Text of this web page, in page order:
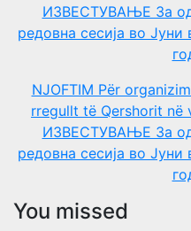
ИЗВЕСТУВАЊЕ За
редовна сесија во
NJOFTIM Për
rregullt të Qershorit
ИЗВЕСТУВАЊЕ За
редовна сесија во
You missed